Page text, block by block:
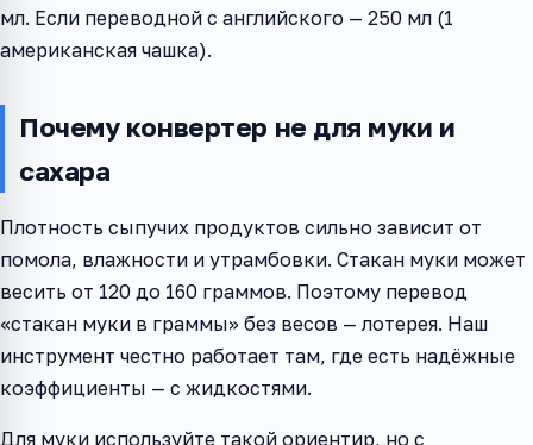
мл. Если переводной с английского — 250 мл (1
американская чашка).
Почему конвертер не для муки и
сахара
Плотность сыпучих продуктов сильно зависит от
помола, влажности и утрамбовки. Стакан муки может
весить от 120 до 160 граммов. Поэтому перевод
«стакан муки в граммы» без весов — лотерея. Наш
инструмент честно работает там, где есть надёжные
коэффициенты — с жидкостями.
Для муки используйте такой ориентир, но с